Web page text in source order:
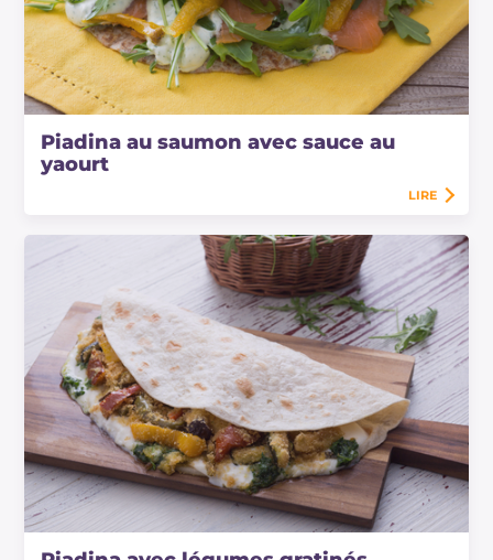
Piadina au saumon avec sauce au
yaourt
LIRE